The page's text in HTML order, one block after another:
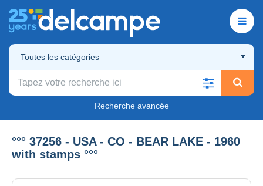
Toutes les catégories
Recherche avancée
°°° 37256 - USA - CO - BEAR LAKE - 1960
with stamps °°°